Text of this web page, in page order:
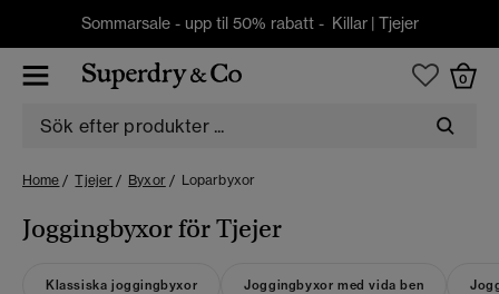
Sommarsale - upp til 50% rabatt - Killar| Tjejer
0
Home Tjejer Byxor Loparbyxor
Joggingbyxor för Tjejer
Klassiska joggingbyxor Joggingbyxor med vida ben